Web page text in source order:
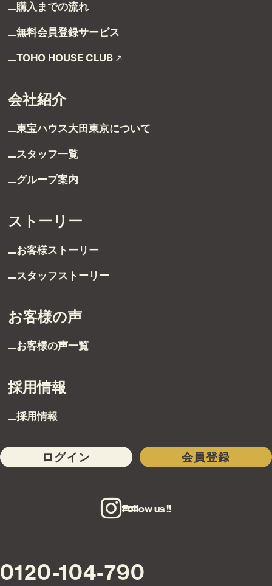
購入までの流れ
無料会員登録サービス
TOHO HOUSE CLUB
会社紹介
東宝ハウス大田東京について
スタッフ一覧
グループ案内
ストーリー
お客様ストーリー
スタッフストーリー
お客様の声
お客様の声一覧
採用情報
採用情報
ログイン 会員登録
Follow us !!
0120-104-790
TEL：03-6629-4880
FAX：03-5711-8828
〒144-0035